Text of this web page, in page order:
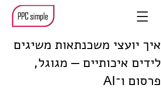
איך יועצי משכנתאות משיגים
לידים איכותיים — מגוגל,
פרסום ו־AI